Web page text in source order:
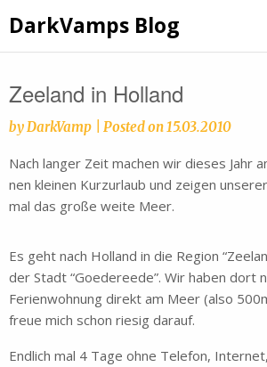
to
content
DarkVamps Blog
Zeeland in Holland
byDarkVamp Posted on15.03.2010
Nach langer Zeit machen wir dieses Jahr
nen kleinen Kurzurlaub und zeigen
mal das große weite Meer.
Es geht nach Holland in die Region
der Stadt “Goedereede”. Wir haben dort
Ferienwohnung direkt am Meer (also
freue mich schon riesig darauf.
Endlich mal 4 Tage ohne Telefon,